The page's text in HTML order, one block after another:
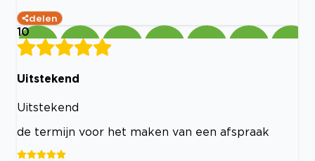
delen
10
Uitstekend
Uitstekend
de termijn voor het maken van een afspraak